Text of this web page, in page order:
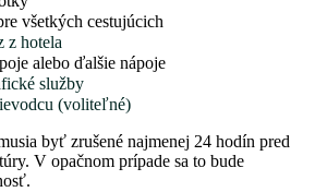
všetkých cestujúcich
z hotela
alebo ďalšie nápoje
služby
(voliteľné)
byť zrušené najmenej 24 hodín pred
V opačnom prípade sa to bude